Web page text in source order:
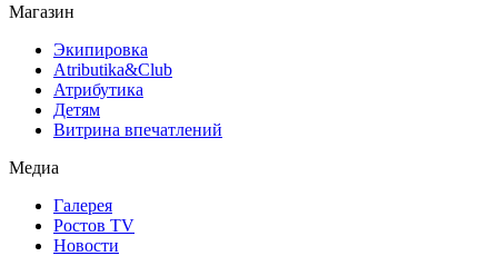
Магазин
Экипировка
Atributika&Club
Атрибутика
Детям
Витрина впечатлений
Медиа
Галерея
Ростов TV
Новости